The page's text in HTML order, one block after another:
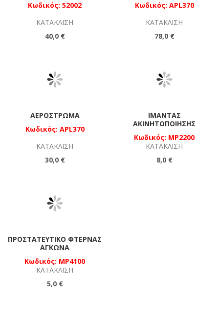
Κωδικός: 52002
ΚΑΤΆΚΛΙΣΗ
40,0 €
Κωδικός: APL370
ΚΑΤΆΚΛΙΣΗ
78,0 €
ΑΕΡΌΣΤΡΩΜΑ
Κωδικός: APL370
ΚΑΤΆΚΛΙΣΗ
30,0 €
ΙΜΆΝΤΑΣ
ΑΚΙΝΗΤΟΠΟΊΗΣΗΣ
Κωδικός: MP2200
ΚΑΤΆΚΛΙΣΗ
8,0 €
ΠΡΟΣΤΑΤΕΥΤΙΚΌ ΦΤΈΡΝΑΣ
ΑΓΚΏΝΑ
Κωδικός: MP4100
ΚΑΤΆΚΛΙΣΗ
5,0 €